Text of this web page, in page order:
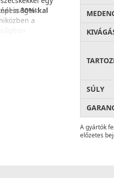
a
is30%-kal
fokozottan,
SÚLY
A gyártók
előzetes